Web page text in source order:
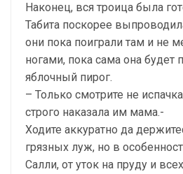
Наконец, вся троица была
Табита поскорее
они пока поиграли там и не
ногами, пока сама она будет
яблочный пирог.
– Только смотрите не
строго наказала им мама.-
Ходите аккуратно да
грязных луж, но в
Салли, от уток на пруду и